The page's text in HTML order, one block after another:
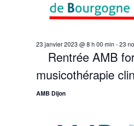
Rentrée AMB
musicothérapie
23 janvier 2023 @ 8 h 00 min -23
AMB Dijon